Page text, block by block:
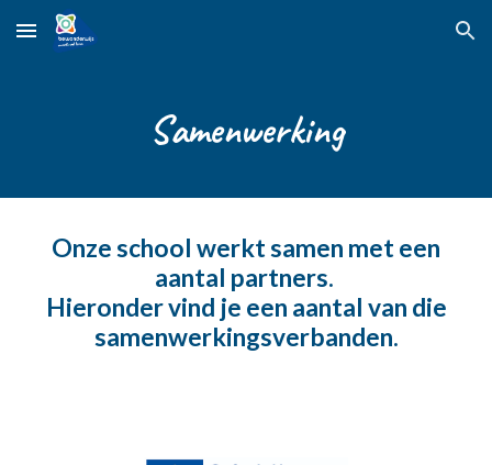
Skip to main content Skip to navigation
Samenwerking
Onze school werkt samen met een
aantal partners.
Hieronder vind je een aantal van die
samenwerkingsverbanden.